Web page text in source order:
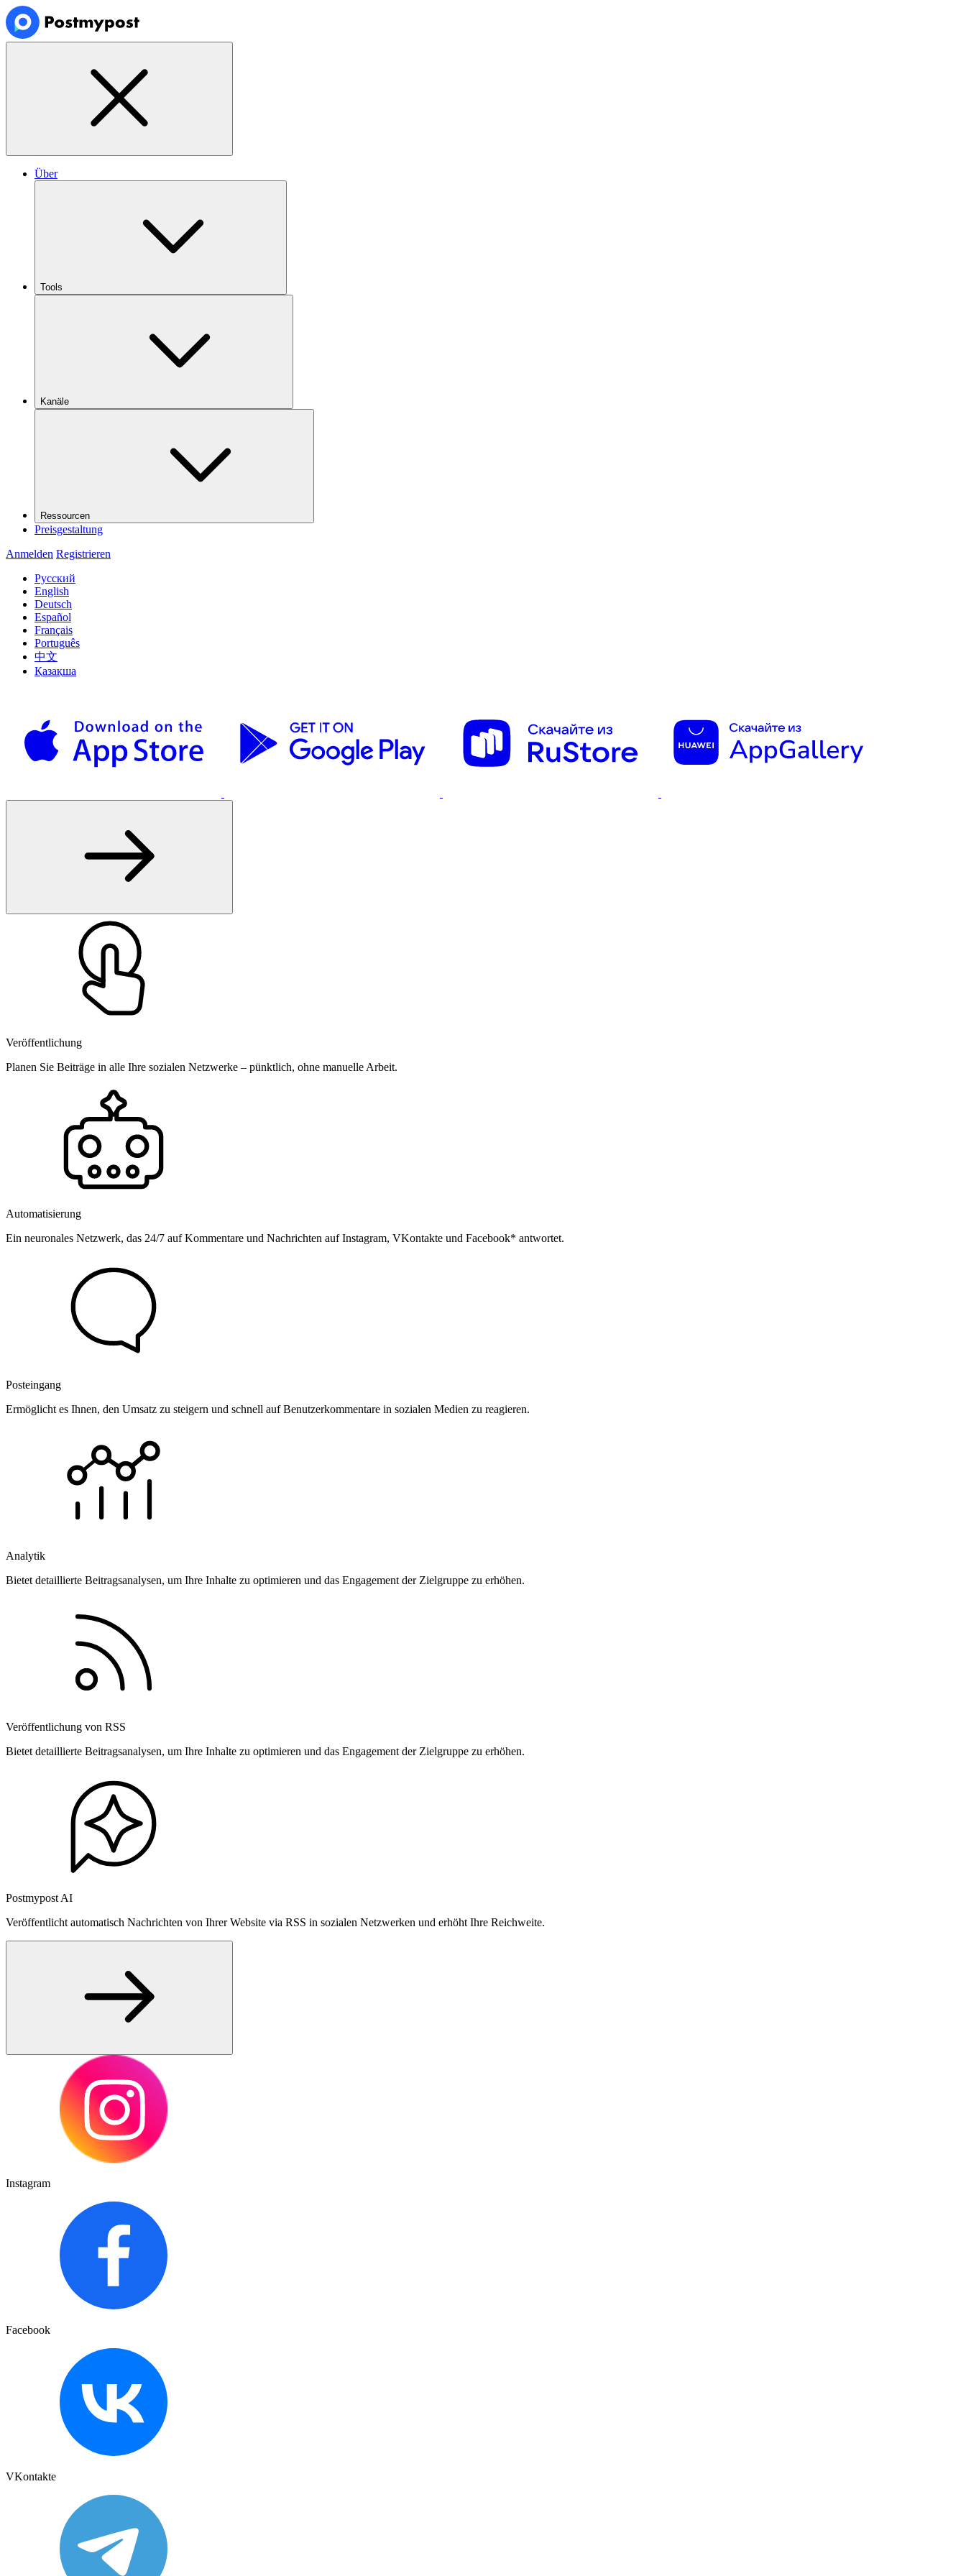
Über
Tools
Kanäle
Ressourcen
Preisgestaltung
Anmelden Registrieren
Русский
English
Deutsch
Español
Français
Português
中文
Қазақша
Veröffentlichung
Planen Sie Beiträge in alle Ihre sozialen Netzwerke – pünktlich, ohne manuelle Arbeit.
Automatisierung
Ein neuronales Netzwerk, das 24/7 auf Kommentare und Nachrichten auf Instagram, VKontakte und Facebook* antwortet.
Posteingang
Ermöglicht es Ihnen, den Umsatz zu steigern und schnell auf Benutzerkommentare in sozialen Medien zu reagieren.
Analytik
Bietet detaillierte Beitragsanalysen, um Ihre Inhalte zu optimieren und das Engagement der Zielgruppe zu erhöhen.
Veröffentlichung von RSS
Bietet detaillierte Beitragsanalysen, um Ihre Inhalte zu optimieren und das Engagement der Zielgruppe zu erhöhen.
Postmypost AI
Veröffentlicht automatisch Nachrichten von Ihrer Website via RSS in sozialen Netzwerken und erhöht Ihre Reichweite.
Instagram
Facebook
VKontakte